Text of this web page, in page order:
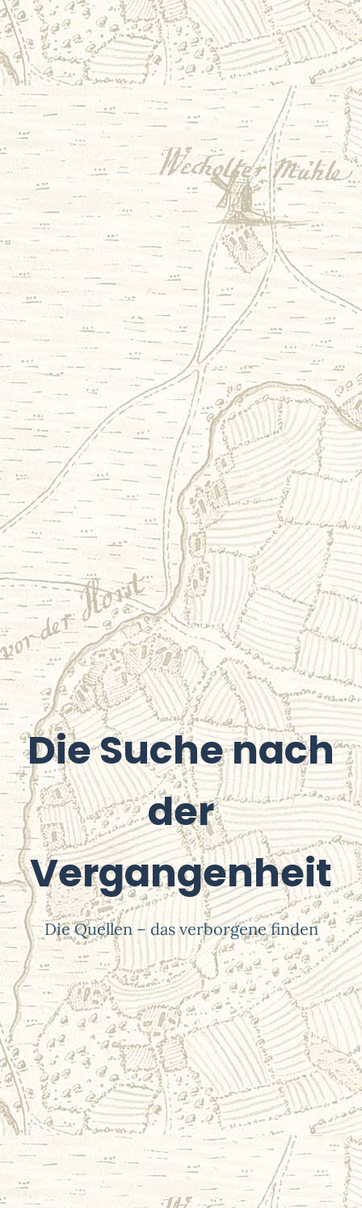
Die Suche nach
der
Vergangenheit
Die Quellen – das verborgene finden